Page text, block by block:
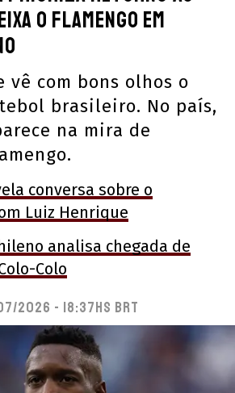
o Flamengo em
vê com bons olhos o
brasileiro. No país,
na mira de
conversa sobre o
Luiz Henrique
analisa chegada de
Colo
2026 - 18:37hs BRT